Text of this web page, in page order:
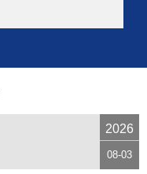
2026
08-03